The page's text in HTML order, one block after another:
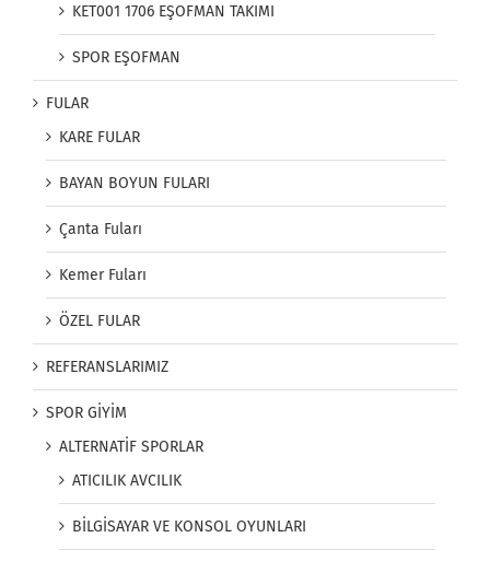
KET001 1706 EŞOFMAN TAKIMI
SPOR EŞOFMAN
FULAR
KARE FULAR
BAYAN BOYUN FULARI
Çanta Fuları
Kemer Fuları
ÖZEL FULAR
REFERANSLARIMIZ
SPOR GİYİM
ALTERNATİF SPORLAR
ATICILIK AVCILIK
BİLGİSAYAR VE KONSOL OYUNLARI